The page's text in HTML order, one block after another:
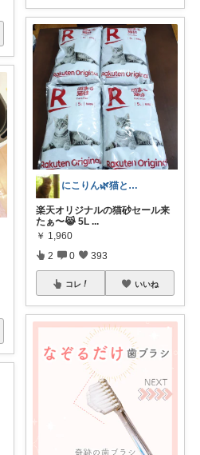
にこりん🌿猫と暮らす主婦のROOM😹
楽天オリジナルの猫砂セール来
たぁ〜😹 5L ...
￥ 1,960
2 0 393
コレ いいね